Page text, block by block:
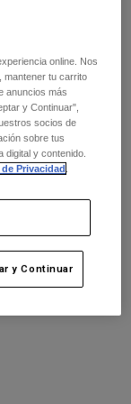
online. Nos
mantener tu carrito
anuncios más
y Continuar",
socios de
sobre tus
y contenido.
Privacidad
y Continuar